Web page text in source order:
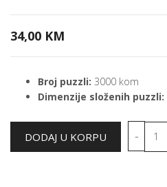
34,00 KM
Broj puzzli: 3000 kom
Dimenzije složenih puzzli: